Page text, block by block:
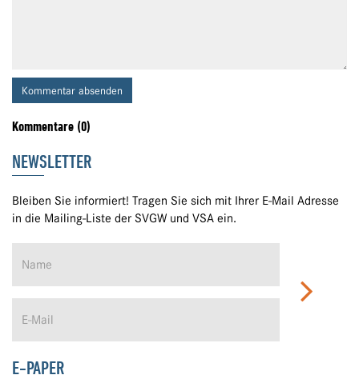
Kommentar absenden
Kommentare (0)
NEWSLETTER
Bleiben Sie informiert! Tragen Sie sich mit Ihrer E-Mail Adresse
in die Mailing-Liste der SVGW und VSA ein.
E-PAPER